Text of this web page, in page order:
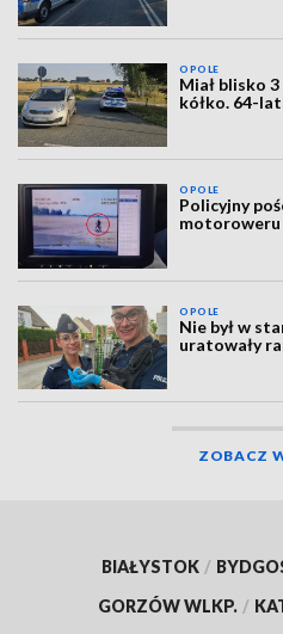
OPOLE
Miał blisko
kółko. 64-
OPOLE
Policyjny
motoroweru
OPOLE
Nie był w
uratowały
ZOBACZ
BIAŁYSTOK /
GORZÓW WLKP. /